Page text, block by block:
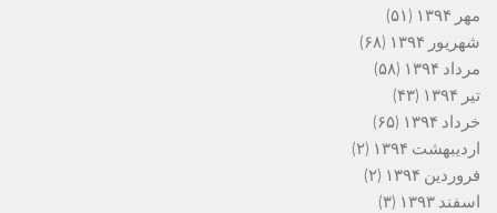
مهر ۱۳۹۴
(۵۱)
شهریور ۱۳۹۴
(۶۸)
مرداد ۱۳۹۴
(۵۸)
تیر ۱۳۹۴
(۴۳)
خرداد ۱۳۹۴
(۶۵)
اردیبهشت ۱۳۹۴
(۲)
فروردین ۱۳۹۴
(۲)
اسفند ۱۳۹۳
(۳)